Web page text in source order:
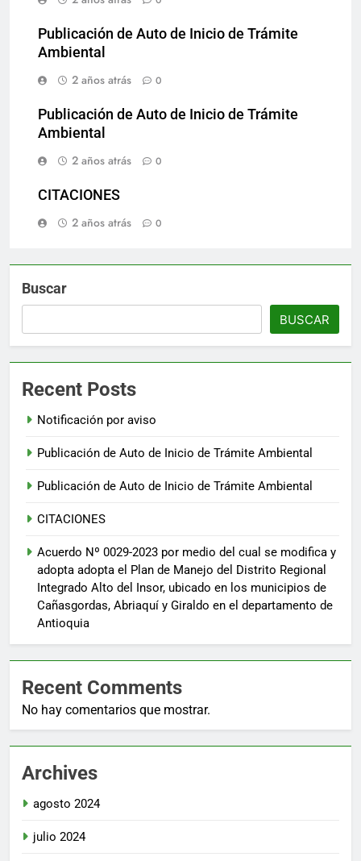
Publicación de Auto de Inicio de Trámite
Ambiental
2 años atrás
0
Publicación de Auto de Inicio de Trámite
Ambiental
2 años atrás
0
CITACIONES
2 años atrás
0
Buscar
BUSCAR
Recent Posts
Notificación por aviso
Publicación de Auto de Inicio de Trámite Ambiental
Publicación de Auto de Inicio de Trámite Ambiental
CITACIONES
Acuerdo Nº 0029-2023 por medio del cual se modifica y
adopta adopta el Plan de Manejo del Distrito Regional
Integrado Alto del Insor, ubicado en los municipios de
Cañasgordas, Abriaquí y Giraldo en el departamento de
Antioquia
Recent Comments
No hay comentarios que mostrar.
Archives
agosto 2024
julio 2024